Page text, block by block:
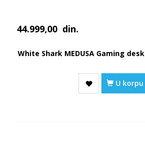
44.999,00 din.
White Shark MEDUSA Gaming desk
U korpu